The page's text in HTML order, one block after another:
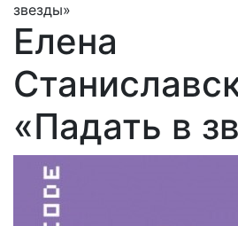
звезды»
Елена
«Падать в